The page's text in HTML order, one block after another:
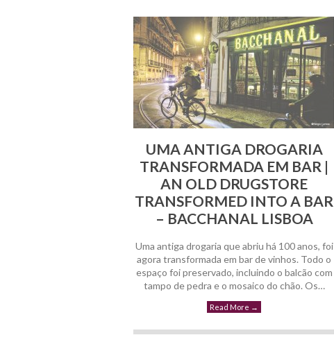
UMA ANTIGA DROGARIA
TRANSFORMADA EM BAR |
AN OLD DRUGSTORE
TRANSFORMED INTO A BAR
– BACCHANAL LISBOA
Uma antiga drogaria que abriu há 100 anos, foi
agora transformada em bar de vinhos. Todo o
espaço foi preservado, incluindo o balcão com
tampo de pedra e o mosaico do chão. Os…
Read More →